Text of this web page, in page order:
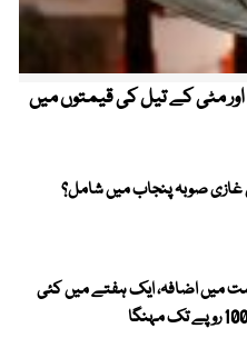
اور مٹی کے تیل کی قیمتوں میں
غازی صوبہ پنجاب میں شامل؟
میں اضافہ، ایک ہفتے میں کئی